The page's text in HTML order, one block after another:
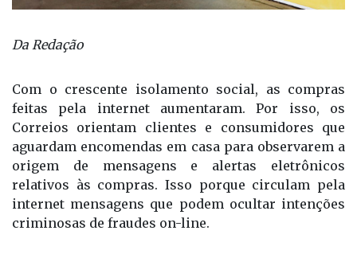
Da Redação
Com o crescente isolamento social, as compras
feitas pela internet aumentaram. Por isso, os
Correios orientam clientes e consumidores que
aguardam encomendas em casa para observarem a